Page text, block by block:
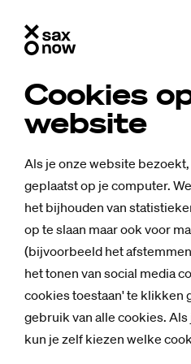
Cookies
website
Als je onze website
geplaatst op je computer.
het bijhouden van
op te slaan maar ook voor
(bijvoorbeeld het
het tonen van social media
cookies toestaan' te klikken
gebruik van alle cookies.
kun je zelf kiezen welke